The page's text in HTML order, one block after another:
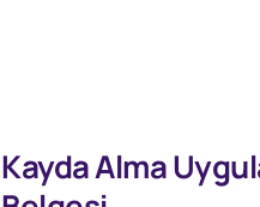
Kayda Alma